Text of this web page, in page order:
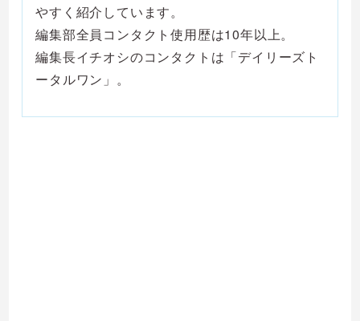
やすく紹介しています。
編集部全員コンタクト使用歴は10年以上。
編集長イチオシのコンタクトは「デイリーズト
ータルワン」。